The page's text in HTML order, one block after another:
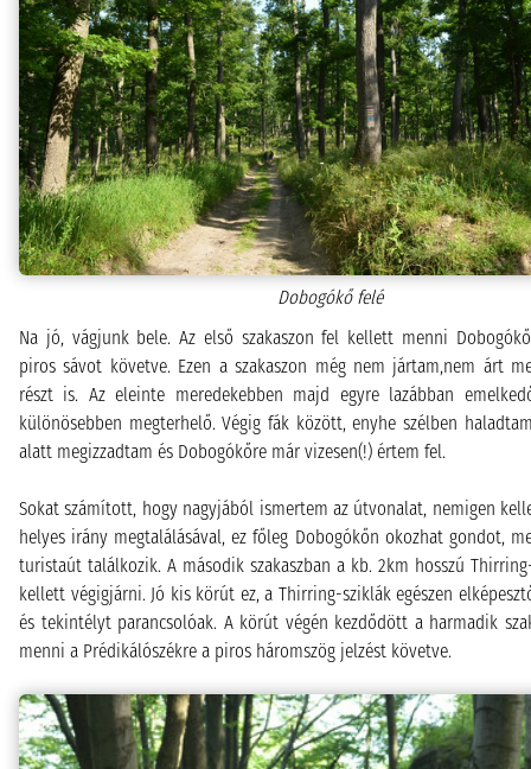
Dobogókő felé
Na jó, vágjunk bele. Az első szakaszon fel kellett menni
piros sávot követve. Ezen a szakaszon még nem jártam,nem árt
részt is. Az eleinte meredekebben majd egyre lazábban
különösebben megterhelő. Végig fák között, enyhe szélben
alatt megizzadtam és Dobogókőre már vizesen(!) értem fel.
Sokat számított, hogy nagyjából ismertem az útvonalat, nemigen
helyes irány megtalálásával, ez főleg Dobogókőn okozhat gondot,
turistaút találkozik. A második szakaszban a kb. 2km hosszú
kellett végigjárni. Jó kis körút ez, a Thirring-sziklák egészen
és tekintélyt parancsolóak. A körút végén kezdődött a harmadik
menni a Prédikálószékre a piros háromszög jelzést követve.